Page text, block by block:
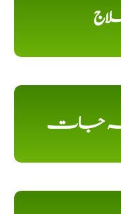
نسخہ جات